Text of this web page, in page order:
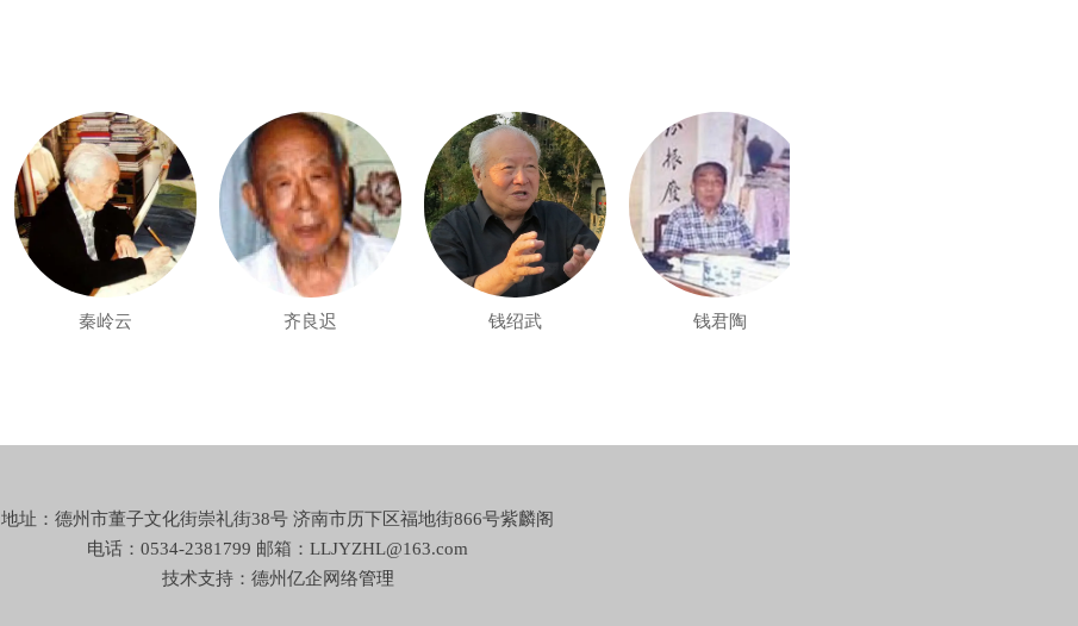
秦岭云 齐良迟 钱绍武 钱君陶
地址：德州市董子文化街崇礼街38号 济南市历下区福地街866号紫麟阁
电话：0534-2381799 邮箱：LLJYZHL@163.com
技术支持：德州亿企网络管理